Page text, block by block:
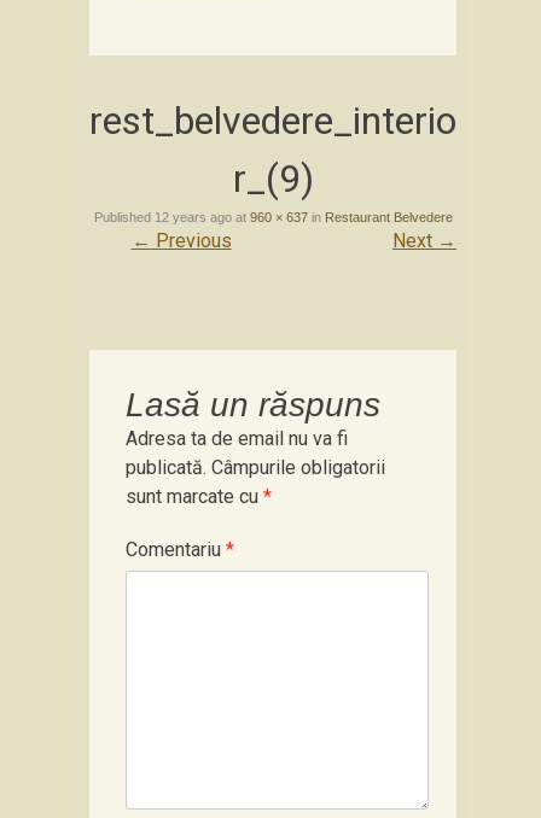
rest_belvedere_interio
r_(9)
Published 12 years agoat 960 × 637in Restaurant Belvedere
← Previous Next →
Lasă un răspuns
Adresa ta de email nu va fi
publicată. Câmpurile obligatorii
sunt marcate cu *
Comentariu *